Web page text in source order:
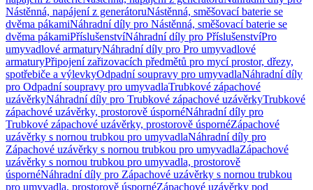
Nástěnná, napájení z generátoruNástěnná, směšovací baterie se
dvěma pákamiNáhradní díly pro Nástěnná, směšovací baterie se
dvěma pákamiPříslušenstvíNáhradní díly pro PříslušenstvíPro
umyvadlové armaturyNáhradní díly pro Pro umyvadlové
armaturyPřipojení zařizovacích předmětů pro mycí prostor, dřezy,
spotřebiče a výlevkyOdpadní soupravy pro umyvadlaNáhradní díly
pro Odpadní soupravy pro umyvadlaTrubkové zápachové
uzávěrkyNáhradní díly pro Trubkové zápachové uzávěrkyTrubkové
zápachové uzávěrky, prostorově úspornéNáhradní díly pro
Trubkové zápachové uzávěrky, prostorově úspornéZápachové
uzávěrky s nornou trubkou pro umyvadlaNáhradní díly pro
Zápachové uzávěrky s nornou trubkou pro umyvadlaZápachové
uzávěrky s nornou trubkou pro umyvadla, prostorově
úspornéNáhradní díly pro Zápachové uzávěrky s nornou trubkou
pro umyvadla, prostorově úspornéZápachové uzávěrky pod